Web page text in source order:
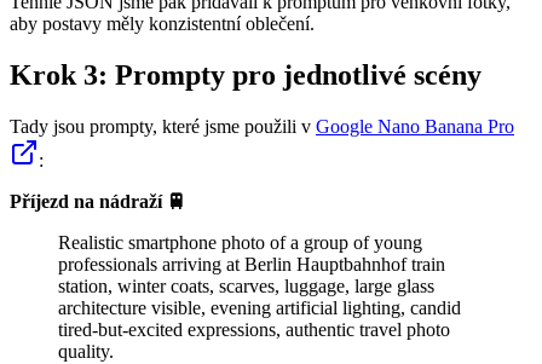
aby postavy měly konzistentní oblečení.
Krok 3: Prompty pro jednotlivé scény
Tady jsou prompty, které jsme použili v Google Nano Banana Pro
:
Příjezd na nádraží 🚆
Realistic smartphone photo of a group of young
professionals arriving at Berlin Hauptbahnhof train
station, winter coats, scarves, luggage, large glass
architecture visible, evening artificial lighting, candid
tired-but-excited expressions, authentic travel photo
quality.